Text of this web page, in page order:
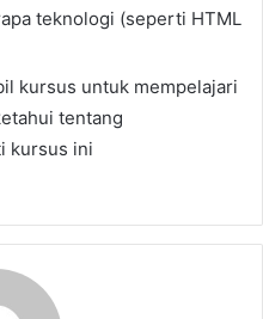
teknologi (seperti HTML
kursus untuk mempelajari
tentang
kursus ini